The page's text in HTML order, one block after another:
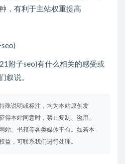
，有利于主站权重提高
附子seo)有什么相关的感受或
。
殊说明或标注，均为本站原创发
得本站同意时，禁止复制、盗用、
站、书籍等各类媒体平台。如若本
益，可联系我们进行处理。